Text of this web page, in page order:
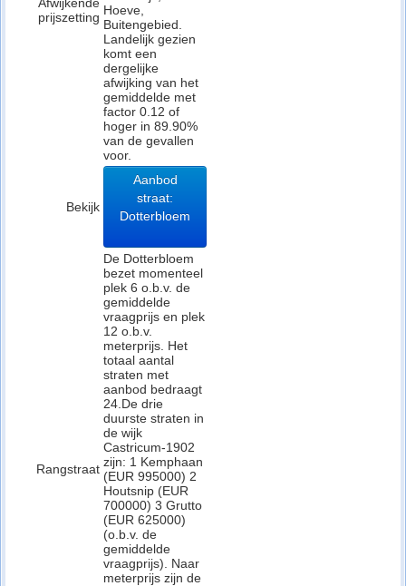
prijszetting Hoeve,
Buitengebied.
Landelijk gezien
komt een
dergelijke
afwijking van het
gemiddelde met
factor 0.12 of
hoger in 89.90%
van de gevallen
voor.
Bekijk
Aanbod
straat:
Dotterbloem
Rangstraat
De Dotterbloem
bezet momenteel
plek 6 o.b.v. de
gemiddelde
vraagprijs en plek
12 o.b.v.
meterprijs. Het
totaal aantal
straten met
aanbod bedraagt
24.De drie
duurste straten in
de wijk
Castricum-1902
zijn: 1 Kemphaan
(EUR 995000) 2
Houtsnip (EUR
700000) 3 Grutto
(EUR 625000)
(o.b.v. de
gemiddelde
vraagprijs). Naar
meterprijs zijn de